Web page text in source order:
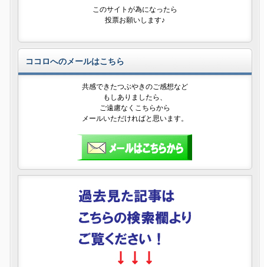
このサイトが為になったら
投票お願いします♪
ココロへのメールはこちら
共感できたつぶやきのご感想など
もしありましたら、
ご遠慮なくこちらから
メールいただければと思います。